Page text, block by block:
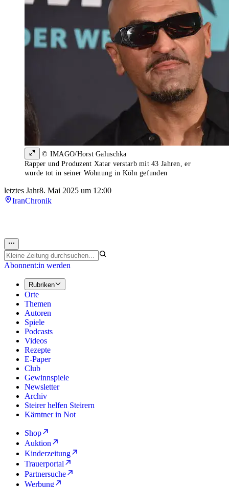
© IMAGO/Horst Galuschka
Rapper und Produzent Xatar verstarb mit 43 Jahren, er
wurde tot in seiner Wohnung in Köln gefunden
letztes Jahr8. Mai 2025 um 12:00
IranChronik
Abonnent:in werden
Rubriken
Orte
Themen
Autoren
Spiele
Podcasts
Videos
Rezepte
E-Paper
Club
Gewinnspiele
Newsletter
Archiv
Steirer helfen Steirern
Kärntner in Not
Shop
Auktion
Kinderzeitung
Trauerportal
Partnersuche
Werbung